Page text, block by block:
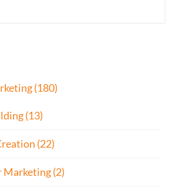
(180)
(13)
(22)
Marketing (2)